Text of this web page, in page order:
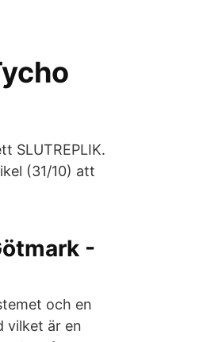
SLUTREPLIK.
(31/10) att
-
och en
vilket är en